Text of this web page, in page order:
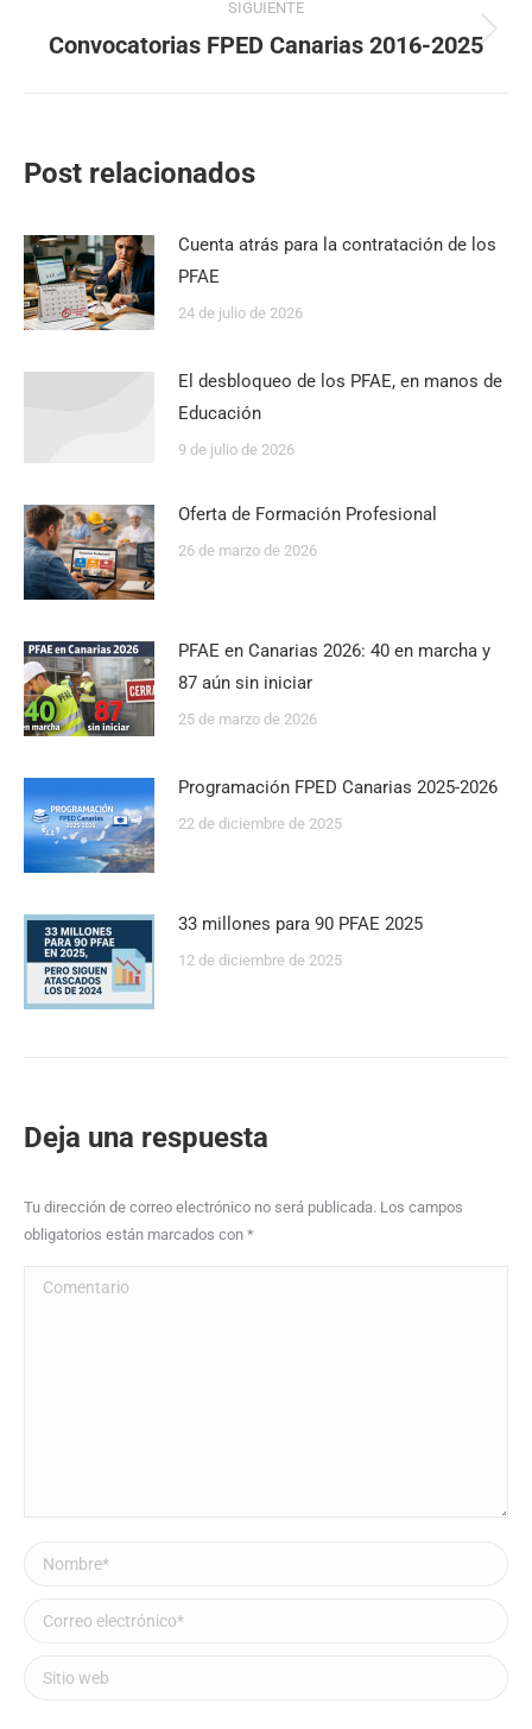
SIGUIENTE
Convocatorias FPED Canarias 2016-2025
Post relacionados
Cuenta atrás para la contratación de los
PFAE
24 de julio de 2026
El desbloqueo de los PFAE, en manos de
Educación
9 de julio de 2026
Oferta de Formación Profesional
26 de marzo de 2026
PFAE en Canarias 2026: 40 en marcha y
87 aún sin iniciar
25 de marzo de 2026
Programación FPED Canarias 2025-2026
22 de diciembre de 2025
33 millones para 90 PFAE 2025
12 de diciembre de 2025
Deja una respuesta
Tu dirección de correo electrónico no será publicada. Los campos
obligatorios están marcados con *
Comentario
Nombre *
Correo electrónico *
Sitio web